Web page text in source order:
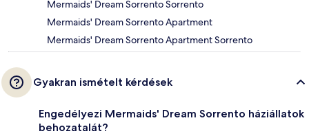
Mermaids' Dream Sorrento Sorrento
Mermaids' Dream Sorrento Apartment
Mermaids' Dream Sorrento Apartment Sorrento
Gyakran ismételt kérdések
Engedélyezi Mermaids' Dream Sorrento háziállatok
behozatalát?